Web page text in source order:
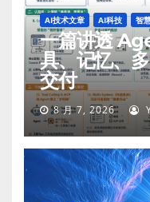
AI技术文章 AI科技 智
一篇讲透
具、记忆、
交付
8 月 7, 2026